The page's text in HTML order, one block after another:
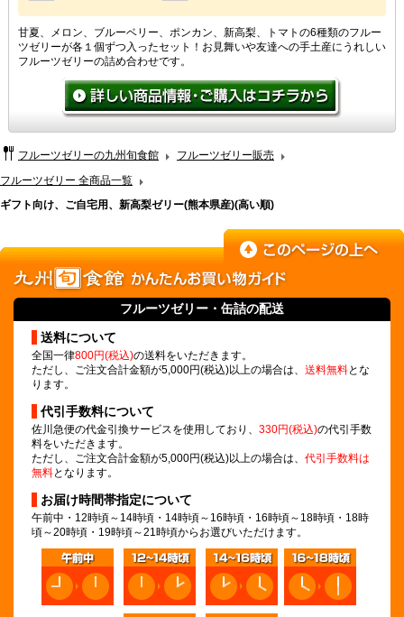
甘夏、メロン、ブルーベリー、ポンカン、新高梨、トマトの6種類のフルー
ツゼリーが各１個ずつ入ったセット！お見舞いや友達への手土産にうれしい
フルーツゼリーの詰め合わせです。
フルーツゼリーの九州旬食館
フルーツゼリー販売
フルーツゼリー 全商品一覧
ギフト向け、ご自宅用、新高梨ゼリー(熊本県産)(高い順)
フルーツゼリー ・缶詰の配送
送料について
全国一律800円(税込)の送料をいただきます。
ただし、ご注文合計金額が5,000円(税込)以上の場合は、 送料無料とな
ります。
代引手数料について
佐川急便の代金引換サービスを使用しており、 330円(税込)の代引手数
料をいただきます。
ただし、ご注文合計金額が5,000円(税込)以上の場合は、 代引手数料は
無料となります。
お届け時間帯指定について
午前中・12時頃～14時頃・14時頃～16時頃・16時頃～18時頃・18時
頃～20時頃・19時頃～21時頃からお選びいただけます。